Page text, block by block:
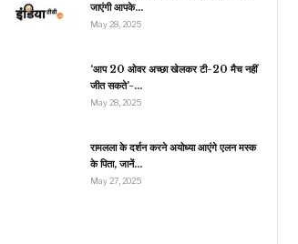
जाएंगी आपके…
May 28, 2025
‘आप 20 ओवर अच्छा खेलकर टी-20 मैच नहीं
जीत सकते’-…
May 28, 2025
रामलला के दर्शन करने अयोध्या आएंगे एलन मस्क
के पिता, जानें…
May 27, 2025